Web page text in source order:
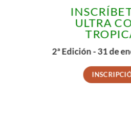
ULTRA
2ª Edición - 31 de